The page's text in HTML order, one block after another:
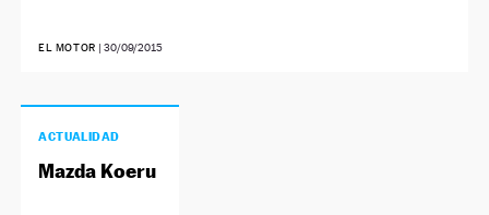
EL MOTOR 30/09/2015
ACTUALIDAD
Mazda Koeru